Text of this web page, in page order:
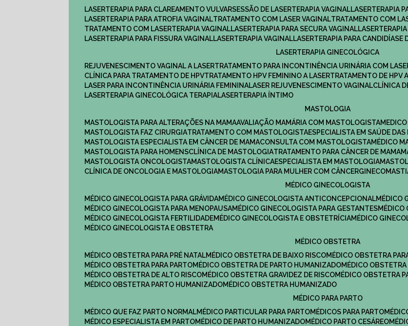
LASERTERAPIA PARA CLAREAMENTO VULVAR
SESSÃO DE LASERTERAPIA​ VAGINAL LASERTERAPIA
LASERTERAPIA PARA ATROFIA VAGINAL
TRATAMENTO COM LASER VAGINAL
TRATAMENTO COM
TRATAMENTO COM LASERTERAPIA​ VAGINAL LASERTERAPIA PARA SECURA VAGINAL​
LASERTERAPIA PARA FISSURA VAGINAL​ LASERTERAPIA VAGINAL​ LASERTERAPIA PARA CANDIDÍASE
LASERTERAPIA GINECOLÓGICA
REJUVENESCIMENTO VAGINAL A LASER
TRATAMENTO PARA INCONTINÊNCIA URINÁRIA COM
CLÍNICA PARA TRATAMENTO DE HPV
TRATAMENTO HPV FEMININO A LASER TRATAMENTO DE HPV
LASER PARA INCONTINÊNCIA URINÁRIA FEMININA LASER REJUVENESCIMENTO VAGINAL
CLÍNICA
LASERTERAPIA GINECOLÓGICA TERAPIA LASERTERAPIA ÍNTIMO
MASTOLOGIA
MASTOLOGISTA PARA ALTERAÇÕES NA MAMA AVALIAÇÃO MAMÁRIA COM MASTOLOGISTA
MASTOLOGISTA FAZ CIRURGIA
TRATAMENTO COM MASTOLOGISTA ESPECIALISTA EM SAÚDE
MASTOLOGISTA ESPECIALISTA EM CÂNCER DE MAMA
CONSULTA COM MASTOLOGISTA MÉDICO
MASTOLOGISTA PARA HOMENS
CLÍNICA DE MASTOLOGIA TRATAMENTO PARA CÂNCER DE MAMA
MASTOLOGISTA ONCOLOGISTA
MASTOLOGISTA CLÍNICA ESPECIALISTA EM MASTOLOGIA
CLÍNICA DE ONCOLOGIA E MASTOLOGIA
MASTOLOGIA PARA MULHER COM CÂNCER
MÉDICO GINECOLOGISTA
MÉDICO GINECOLOGISTA PARA GRÁVIDA
MÉDICO GINECOLOGISTA ANTICONCEPCIONAL
MÉDICO GINECOLOGISTA PARA MENOPAUSA
MÉDICO GINECOLOGISTA PARA GESTANTES
MÉDICO GINECOLOGISTA FERTILIDADE
MÉDICO GINECOLOGISTA E OBSTETRÍCIA
MÉDICO
MÉDICO GINECOLOGISTA E OBSTETRA
MÉDICO OBSTETRA
MÉDICO OBSTETRA PARA PRÉ NATAL
MÉDICO OBSTETRA DE BAIXO RISCO
MÉDICO OBSTETRA
MÉDICO OBSTETRA PARA PARTO
MÉDICO OBSTETRA DE PARTO HUMANIZADO MÉDICO
MÉDICO OBSTETRA DE ALTO RISCO
MÉDICO OBSTETRA GRAVIDEZ DE RISCO
MÉDICO OBSTETRA
MÉDICO OBSTETRA PARTO HUMANIZADO
MÉDICO OBSTETRA HUMANIZADO
MÉDICO PARA PARTO
MÉDICO QUE FAZ PARTO NORMAL
MÉDICO PARTICULAR PARA PARTO MÉDICOS PARA PARTO
MÉDICO ESPECIALISTA EM PARTO
MÉDICO DE PARTO HUMANIZADO MÉDICO PARTO CESÁREO